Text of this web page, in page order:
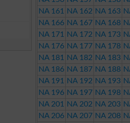
NA 161
NA 162 NA 163
NA 166 NA 167 NA 168
NA 171
NA 172 NA 173
NA 176 NA 177 NA 178
NA 181
NA 182 NA 183
NA 186 NA 187 NA 188
NA 191
NA 192 NA 193
NA 196 NA 197 NA 198
NA 201
NA 202 NA 203
NA 206 NA 207 NA 208